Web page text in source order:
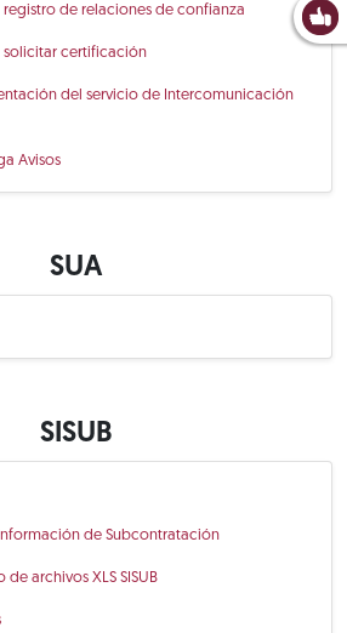
registro de relaciones de confianza
solicitar certificación
del servicio de Intercomunicación
Avisos
SUA
SISUB
de Subcontratación
archivos XLS SISUB